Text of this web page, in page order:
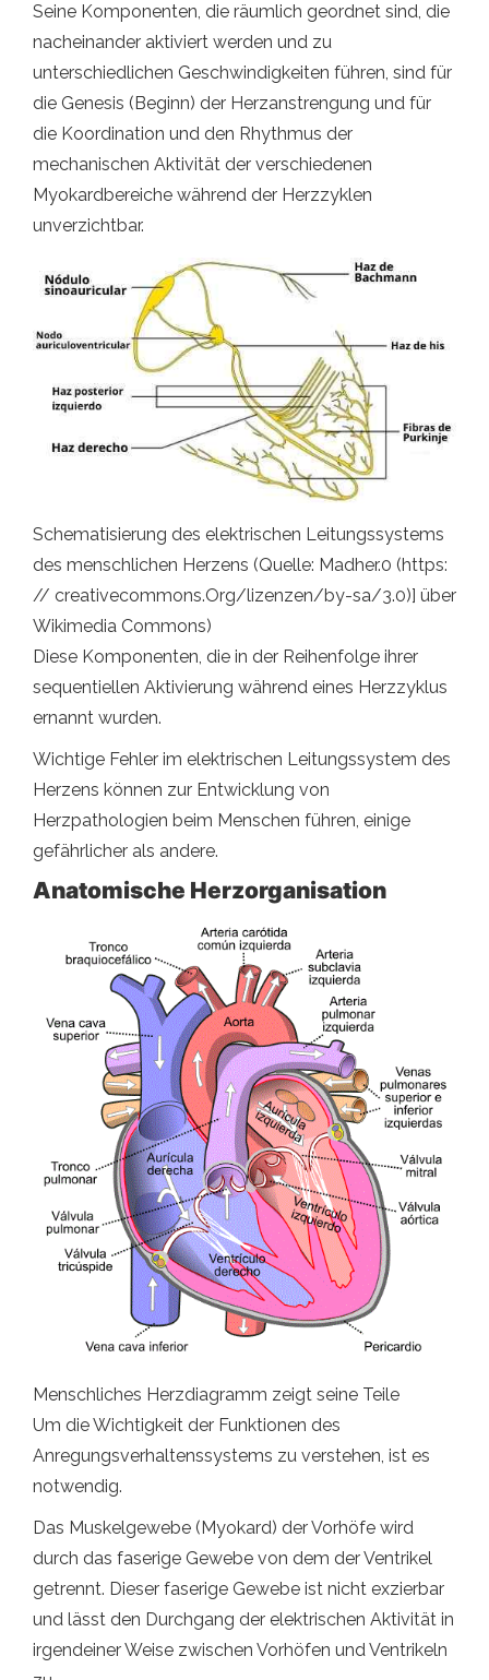
Seine Komponenten, die räumlich geordnet sind, die
nacheinander aktiviert werden und zu
unterschiedlichen Geschwindigkeiten führen, sind für
die Genesis (Beginn) der Herzanstrengung und für
die Koordination und den Rhythmus der
mechanischen Aktivität der verschiedenen
Myokardbereiche während der Herzzyklen
unverzichtbar.
Schematisierung des elektrischen Leitungssystems
des menschlichen Herzens (Quelle: Madher.0 (https:
// creativecommons.Org/lizenzen/by-sa/3.0)] über
Wikimedia Commons)
Diese Komponenten, die in der Reihenfolge ihrer
sequentiellen Aktivierung während eines Herzzyklus
ernannt wurden.
Wichtige Fehler im elektrischen Leitungssystem des
Herzens können zur Entwicklung von
Herzpathologien beim Menschen führen, einige
gefährlicher als andere.
Anatomische Herzorganisation
Menschliches Herzdiagramm zeigt seine Teile
Um die Wichtigkeit der Funktionen des
Anregungsverhaltenssystems zu verstehen, ist es
notwendig.
Das Muskelgewebe (Myokard) der Vorhöfe wird
durch das faserige Gewebe von dem der Ventrikel
getrennt. Dieser faserige Gewebe ist nicht exzierbar
und lässt den Durchgang der elektrischen Aktivität in
irgendeiner Weise zwischen Vorhöfen und Ventrikeln